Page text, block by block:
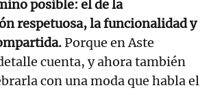
posible: el de la
respetuosa, la funcionalidad y
Porque en Aste
cuenta, y ahora también
con una moda que habla el